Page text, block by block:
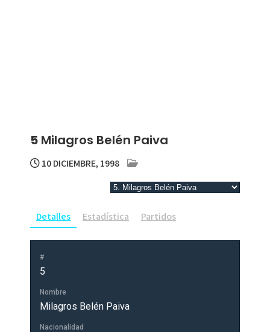
5 Milagros Belén Paiva
10 DICIEMBRE, 1998
Detalles Estadística Partidos
#
5
Nombre
Milagros Belén Paiva
Nacionalidad